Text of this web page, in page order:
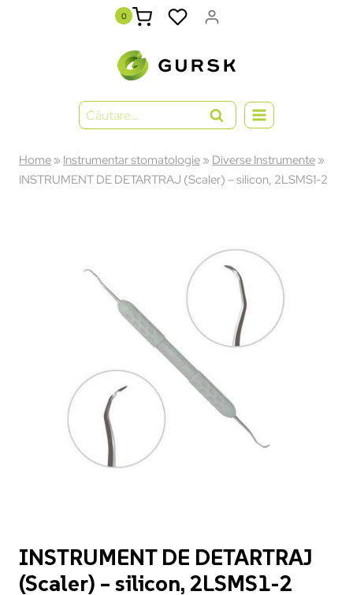
0
Home»Instrumentar stomatologie»Diverse Instrumente»
INSTRUMENT DE DETARTRAJ (Scaler) – silicon, 2LSMS1-2
INSTRUMENT DE DETARTRAJ
(Scaler) – silicon, 2LSMS1-2